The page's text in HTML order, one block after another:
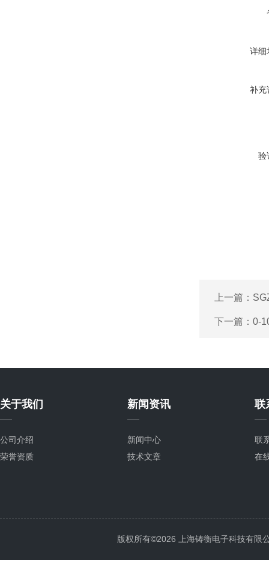
详细
补充
验
上一篇：
下一篇： 0-
关于我们
公司介绍
荣誉资质
新闻资讯
新闻中心
技术文章
联
联
在
版权所有©2026 上海铸衡电子科技有